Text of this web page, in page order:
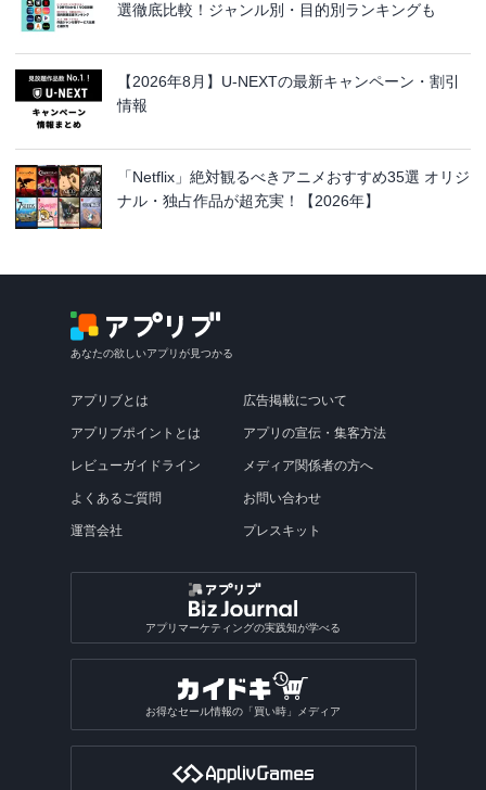
選徹底比較！ジャンル別・目的別ランキングも
【2026年8月】U-NEXTの最新キャンペーン・割引
情報
「Netflix」絶対観るべきアニメおすすめ35選 オリジ
ナル・独占作品が超充実！【2026年】
あなたの欲しいアプリが見つかる
アプリブとは
アプリブポイントとは
レビューガイドライン
よくあるご質問
運営会社
広告掲載について
アプリの宣伝・集客方法
メディア関係者の方へ
お問い合わせ
プレスキット
アプリマーケティングの実践知が学べる
お得なセール情報の「買い時」メディア